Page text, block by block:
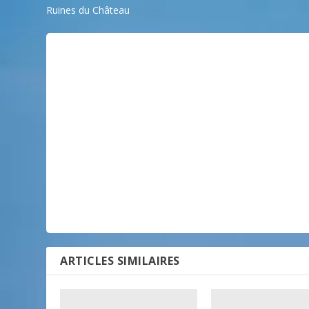
Ruines du Château
ARTICLES SIMILAIRES